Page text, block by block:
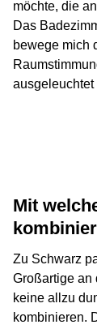
möchte, die
Das
bewege mich
ausgeleuchtet
Mit
Zu Schwarz
Großartige an
keine allzu
kombinieren.